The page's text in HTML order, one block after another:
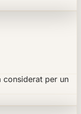
considerat per un